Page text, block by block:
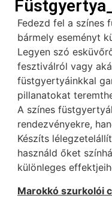
Fedezd fel a színes
bármely eseményt
Legyen szó
fesztiválról vagy
füstgyertyáinkkal
pillanatokat
A színes
rendezvényekre,
Készíts
használd őket
különleges
Marokkó szurkolói